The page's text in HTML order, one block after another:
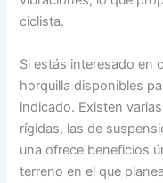
ciclista.
Si estás interesado en
horquilla disponibles
indicado. Existen
rígidas, las de
una ofrece beneficios
terreno en el que